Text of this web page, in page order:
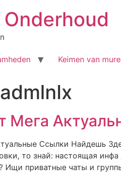
Keimen van
admlnlx
Мега
Ссылки Найдешь
то знай: настоящая
Ищи приватные чаты и